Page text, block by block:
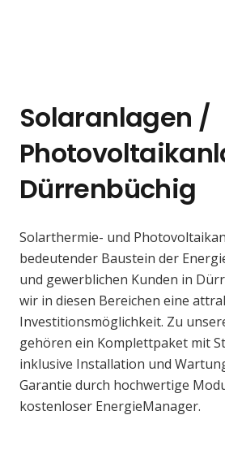
Solaranlagen /
Dürrenbüchig
Solarthermie- und
bedeutender Baustein der
und gewerblichen Kunden in
wir in diesen Bereichen eine
Investitionsmöglichkeit. Zu
gehören ein Komplettpaket mit
inklusive Installation und
Garantie durch hochwertige
kostenloser EnergieManager.